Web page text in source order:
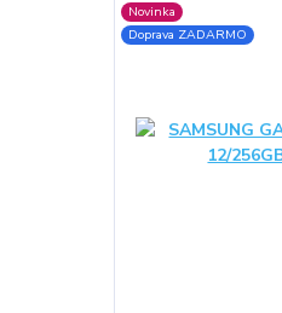
Novinka
Doprava ZADARMO